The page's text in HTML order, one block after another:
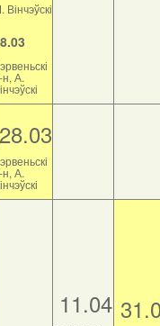
Вінчэўскі
А.
28.03
А.
11.04